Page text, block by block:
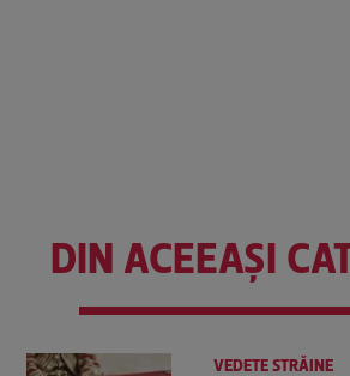
DIN ACEEAȘI
VEDETE STRĂINE